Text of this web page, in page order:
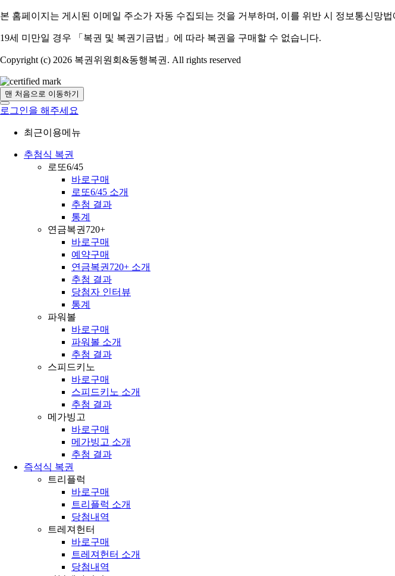
본 홈페이지는 게시된 이메일 주소가 자동 수집되는 것을 거부하며, 이를 위반 시 정보통신망
19세 미만일 경우 「복권 및 복권기금법」에 따라 복권을 구매할 수 없습니다.
Copyright (c) 2026 복권위원회&동행복권. All rights reserved
맨 처음으로 이동하기
로그인을 해주세요
최근이용메뉴
추첨식 복권
로또6/45
바로구매
로또6/45 소개
추첨 결과
통계
연금복권720+
바로구매
예약구매
연금복권720+ 소개
추첨 결과
당첨자 인터뷰
통계
파워볼
바로구매
파워볼 소개
추첨 결과
스피드키노
바로구매
스피드키노 소개
추첨 결과
메가빙고
바로구매
메가빙고 소개
추첨 결과
즉석식 복권
트리플럭
바로구매
트리플럭 소개
당첨내역
트레져헌터
바로구매
트레져헌터 소개
당첨내역